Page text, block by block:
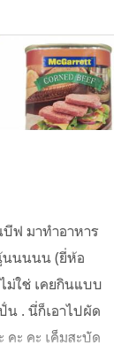
บีฟ มาทำอาหาร
นนนนน (ยี่ห้อ
ม่ใช่ เคยกินแบบ
น . นี่ก็เอาไปผัด
คะ คะ เค็มสะบัด